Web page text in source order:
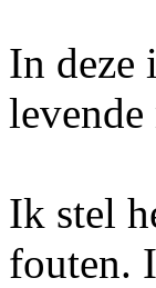
In deze
levende
Ik stel
fouten.